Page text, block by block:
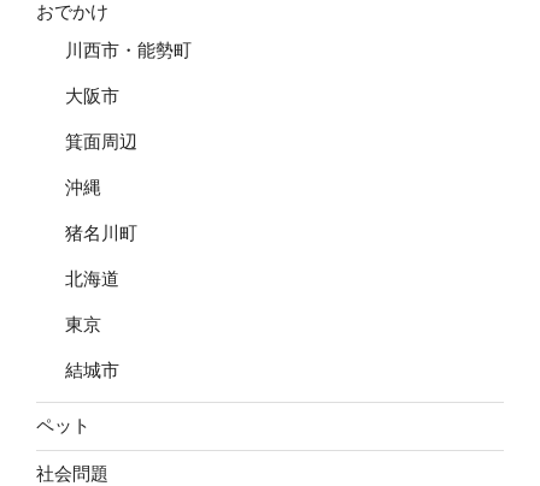
おでかけ
川西市・能勢町
大阪市
箕面周辺
沖縄
猪名川町
北海道
東京
結城市
ペット
社会問題